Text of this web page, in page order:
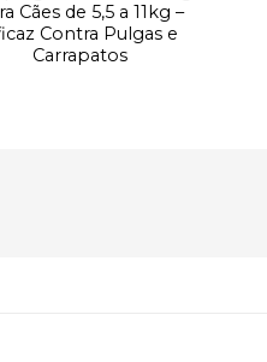
Cães de 5,5 a 11kg –
Contra Pulgas e
Carrapatos